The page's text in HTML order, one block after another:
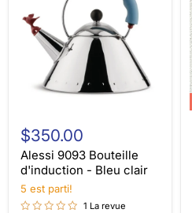
9093
Bouteille
d'induction
Bleu
clair
$350.00
Alessi 9093 Bouteille
d'induction - Bleu clair
5 est parti!
1 La revue